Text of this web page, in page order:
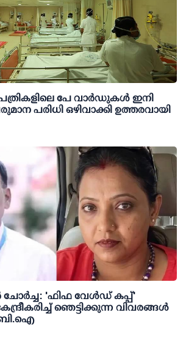
പേ വാര്‍ഡുകള്‍ ഇനി
പരിധി ഒഴിവാക്കി ഉത്തരവായി
ചോര്‍ച്ച: 'ഫിഫ വേള്‍ഡ് കപ്പ്'
ഞെട്ടിക്കുന്ന വിവരങ്ങള്‍